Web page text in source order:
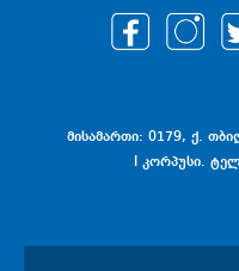
მისამართი: 0179, ქ.
I კორპუსი.